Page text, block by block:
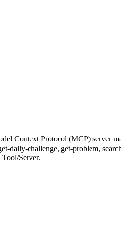
Protocol (MCP) server
daily-challenge, get-problem,
Server.